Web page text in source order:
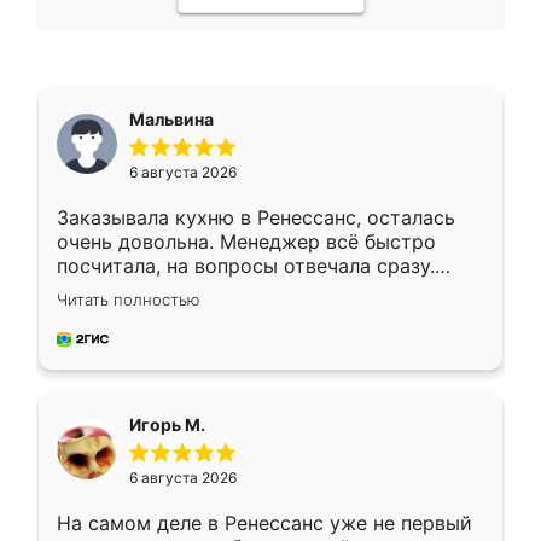
Мальвина
6 августа 2026
Заказывала кухню в Ренессанс, осталась
очень довольна. Менеджер всё быстро
посчитала, на вопросы отвечала сразу.
Замерщик приехал в субботу, подошёл к
делу со всей ответственностью. Собрали
за день, ребята работали аккуратно, даже
Читать полностью
Игорь М.
6 августа 2026
На самом деле в Ренессанс уже не первый